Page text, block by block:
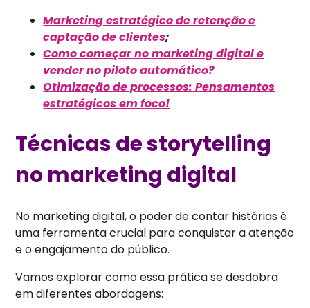
Marketing estratégico de retenção e
captação de clientes;
Como começar no marketing digital e
vender no piloto automático?
Otimização de processos: Pensamentos
estratégicos em foco!
Técnicas de storytelling
no marketing digital
No marketing digital, o poder de contar histórias é
uma ferramenta crucial para conquistar a atenção
e o engajamento do público.
Vamos explorar como essa prática se desdobra
em diferentes abordagens: